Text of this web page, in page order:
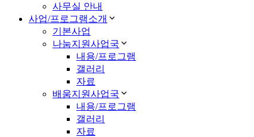
사무실 안내
사업/프로그램소개
기본사업
나눔지원사업국
내용/프로그램
갤러리
자료
배움지원사업국
내용/프로그램
갤러리
자료